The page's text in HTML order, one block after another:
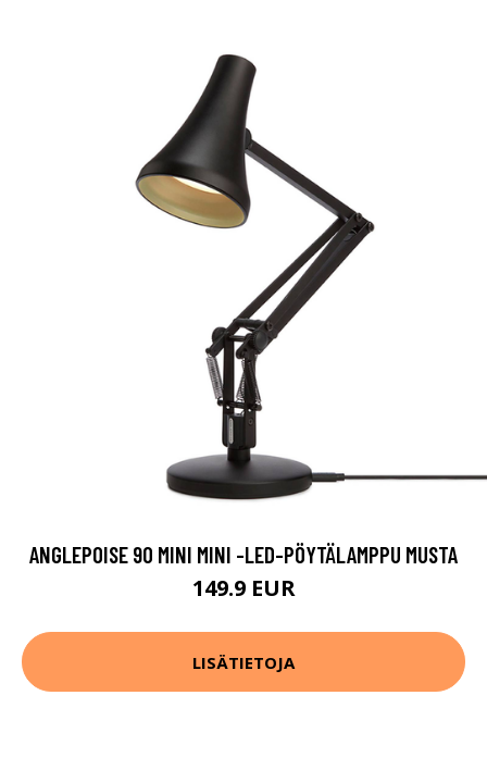
ANGLEPOISE 90 MINI MINI -LED-PÖYTÄLAMPPU MUSTA
149.9 EUR
LISÄTIETOJA